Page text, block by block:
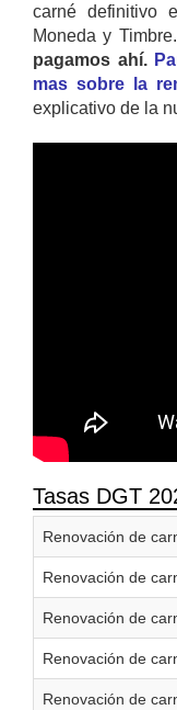
carné definitivo
Moneda y Timbre.
pagamos ahí.
mas sobre la
explicativo de la
Tasas DGT
Renovación de
Renovación de
Renovación de
Renovación de
Renovación de